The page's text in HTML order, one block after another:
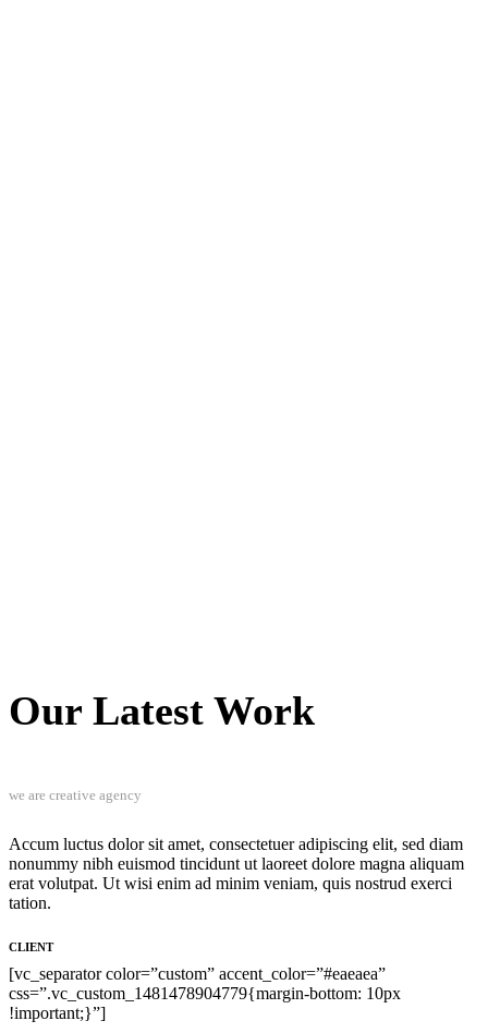
Our Latest Work
we are creative agency
Accum luctus dolor sit amet, consectetuer adipiscing elit, sed diam
nonummy nibh euismod tincidunt ut laoreet dolore magna aliquam
erat volutpat. Ut wisi enim ad minim veniam, quis nostrud exerci
tation.
CLIENT
[vc_separator color=”custom” accent_color=”#eaeaea”
css=”.vc_custom_1481478904779{margin-bottom: 10px
!important;}”]